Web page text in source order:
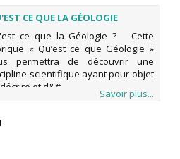
CE QUE LA GÉOLOGIE
ce que la Géologie ? Cette
« Qu’est ce que Géologie »
permettra de découvrir une
scientifique ayant pour objet
et d&#
Savoir plus...